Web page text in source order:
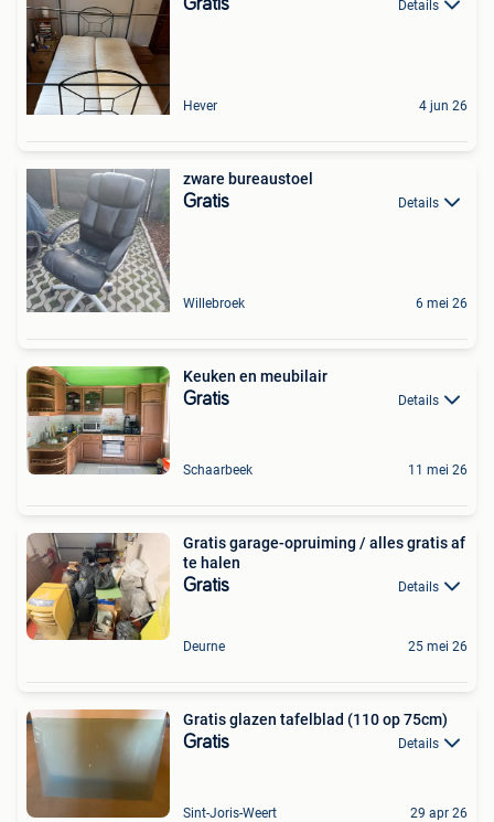
Gratis Details
Hever 4 jun 26
zware bureaustoel
Gratis Details
Willebroek 6 mei 26
Keuken en meubilair
Gratis Details
Schaarbeek 11 mei 26
Gratis garage-opruiming / alles gratis af
te halen
Gratis Details
Deurne 25 mei 26
Gratis glazen tafelblad (110 op 75cm)
Gratis Details
Sint-Joris-Weert 29 apr 26